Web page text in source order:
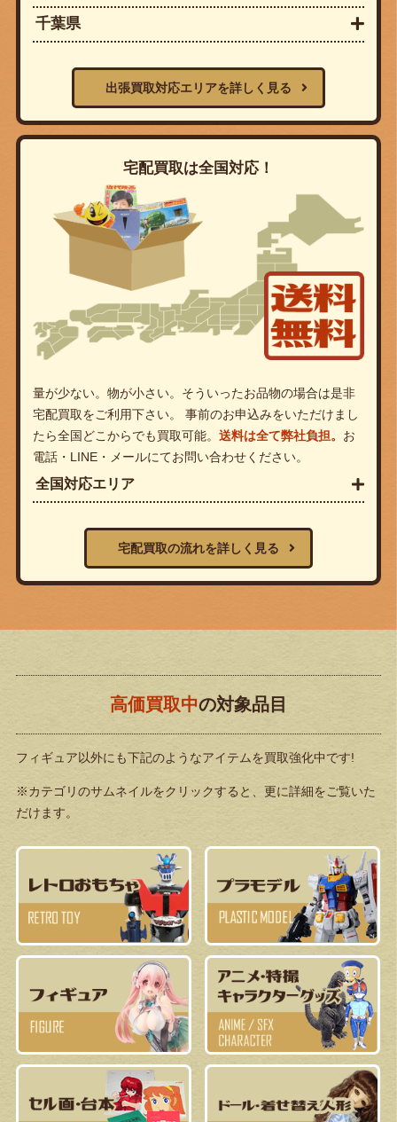
千葉県
出張買取対応エリアを詳しく見る
宅配買取は全国対応！
量が少ない。物が小さい。そういったお品物の場合は是非
宅配買取をご利用下さい。 事前のお申込みをいただけまし
たら全国どこからでも買取可能。 送料は全て弊社負担。 お
電話・LINE・メールにてお問い合わせください。
全国対応エリア
宅配買取の流れを詳しく見る
高価買取中の対象品目
フィギュア以外にも下記のようなアイテムを買取強化中です!
※カテゴリのサムネイルをクリックすると、更に詳細をご覧いた
だけます。